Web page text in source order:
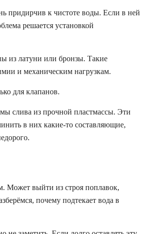
придирчив к чистоте воды. Если в ней
решается установкой
из латуни или бронзы. Такие
и механическим нагрузкам.
для клапанов.
слива из прочной пластмассы. Эти
в них какие-то составляющие,
Может выйти из строя поплавок,
почему подтекает вода в